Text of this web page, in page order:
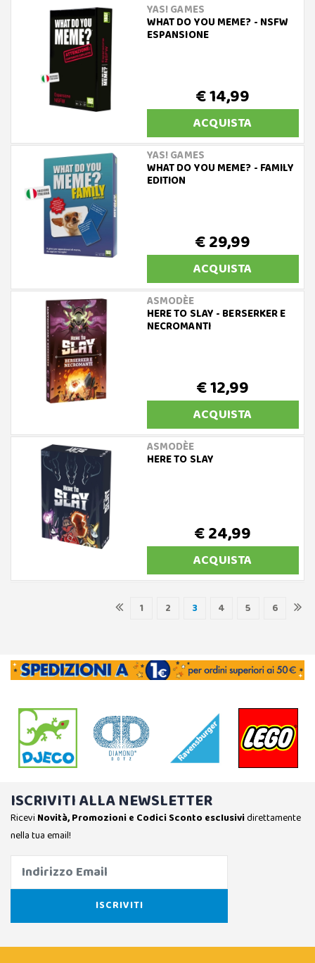
YAS! GAMES
WHAT DO YOU MEME? - NSFW
ESPANSIONE
€ 14,99
ACQUISTA
YAS! GAMES
WHAT DO YOU MEME? - FAMILY
EDITION
€ 29,99
ACQUISTA
ASMODÈE
HERE TO SLAY - BERSERKER E
NECROMANTI
€ 12,99
ACQUISTA
ASMODÈE
HERE TO SLAY
€ 24,99
ACQUISTA
1 2 3 4 5 6
ISCRIVITI ALLA NEWSLETTER
Ricevi Novità, Promozioni e Codici Sconto esclusividirettamente
nella tua email!